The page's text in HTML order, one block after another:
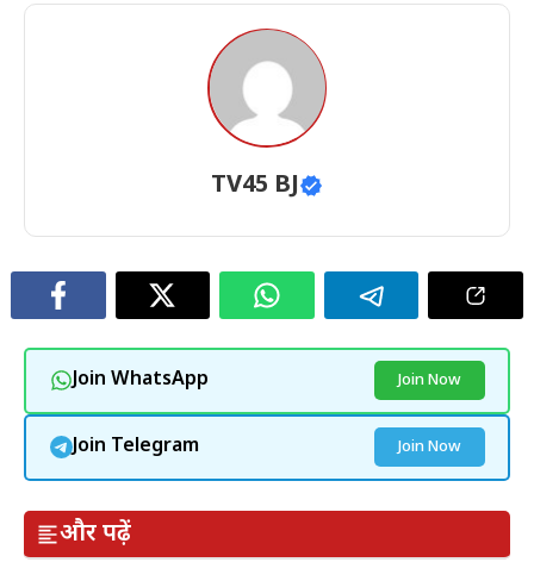
TV45 BJ
Join WhatsApp Join Now
Join Telegram Join Now
और पढ़ें